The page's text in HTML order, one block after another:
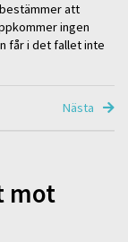
att
ingen
får i det fallet inte
Nästa
mot